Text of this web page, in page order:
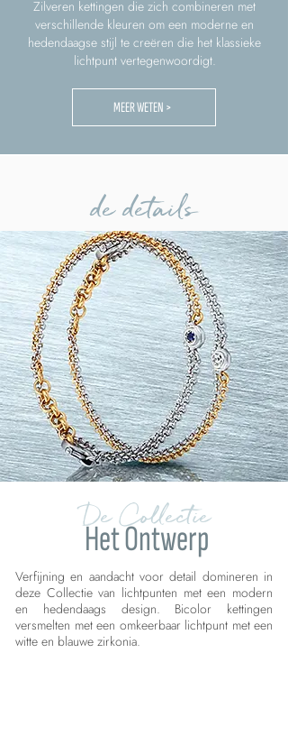
Zilveren kettingen die zich combineren met
verschillende kleuren om een moderne en
hedendaagse stijl te creëren die het klassieke
lichtpunt vertegenwoordigt.
MEER WETEN >
de details
De Collectie
Het Ontwerp
Verfijning en aandacht voor detail domineren in
deze Collectie van lichtpunten met een modern
en hedendaags design. Bicolor kettingen
versmelten met een omkeerbaar lichtpunt met een
witte en blauwe zirkonia.